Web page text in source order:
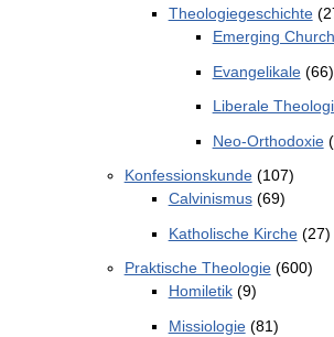
Theologiegeschichte
Emerging Church
Evangelikale(66)
Liberale
Neo-Orthodoxie
Konfessionskunde(107)
Calvinismus(69)
Katholische Kirche(27)
Praktische Theologie(600)
Homiletik(9)
Missiologie(81)